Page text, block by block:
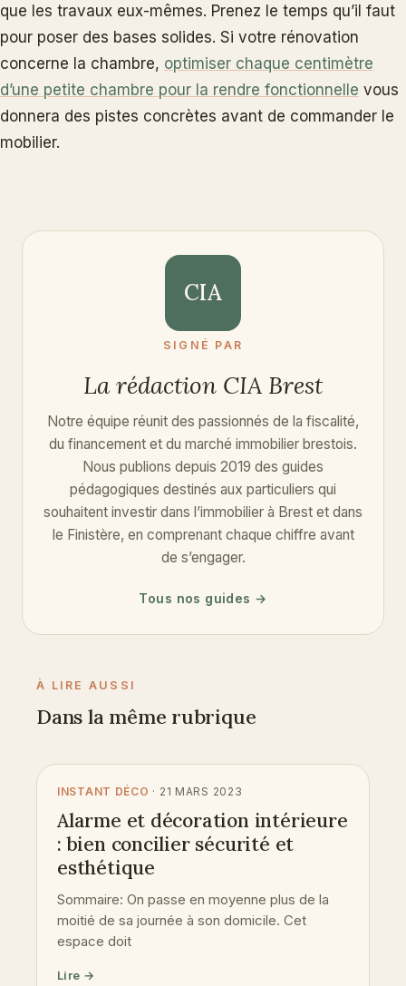
que les travaux eux-mêmes. Prenez le temps qu’il faut
pour poser des bases solides. Si votre rénovation
concerne la chambre, optimiser chaque centimètre
d’une petite chambre pour la rendre fonctionnelle vous
donnera des pistes concrètes avant de commander le
mobilier.
CIA
SIGNÉ PAR
La rédaction CIA Brest
Notre équipe réunit des passionnés de la fiscalité,
du financement et du marché immobilier brestois.
Nous publions depuis 2019 des guides
pédagogiques destinés aux particuliers qui
souhaitent investir dans l’immobilier à Brest et dans
le Finistère, en comprenant chaque chiffre avant
de s’engager.
Tous nos guides →
À LIRE AUSSI
Dans la même rubrique
INSTANT DÉCO · 21 MARS 2023
Alarme et décoration intérieure
: bien concilier sécurité et
esthétique
Sommaire: On passe en moyenne plus de la
moitié de sa journée à son domicile. Cet
espace doit
Lire →